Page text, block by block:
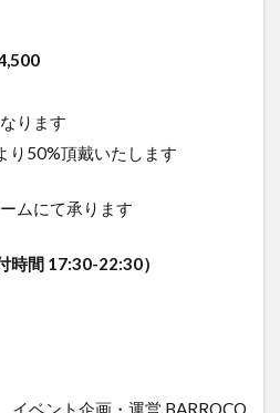
ります
り50%頂戴いたします
ムにて承ります
間 17:30-22:30）
イベント企画・運営 BARROCO